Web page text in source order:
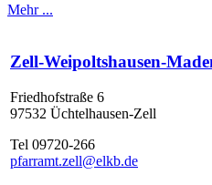
Mehr ...
Zell-Weipoltshausen-
Friedhofstraße 6
97532 Üchtelhausen-Zell
Tel 09720-266
pfarramt.zell@elkb.de